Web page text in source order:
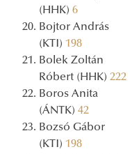
(HHK) 6
Bojtor András
(KTI) 198
Bolek Zoltán
Róbert (HHK) 222
Boros Anita
(ÁNTK) 42
Bozsó Gábor
(KTI) 198